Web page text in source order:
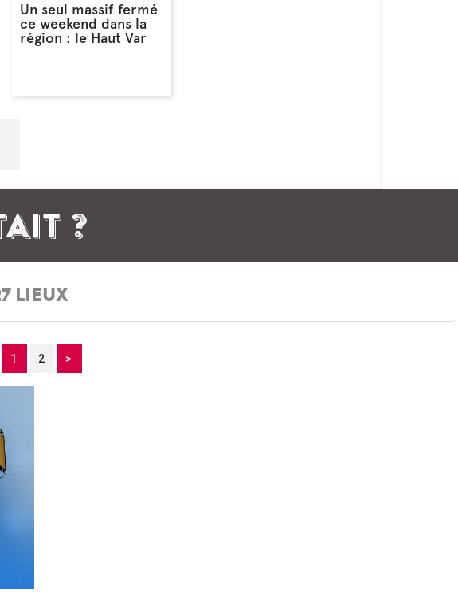
Un seul massif fermé
ce weekend dans la
région : le Haut Var
?
LIEUX
1 2 >